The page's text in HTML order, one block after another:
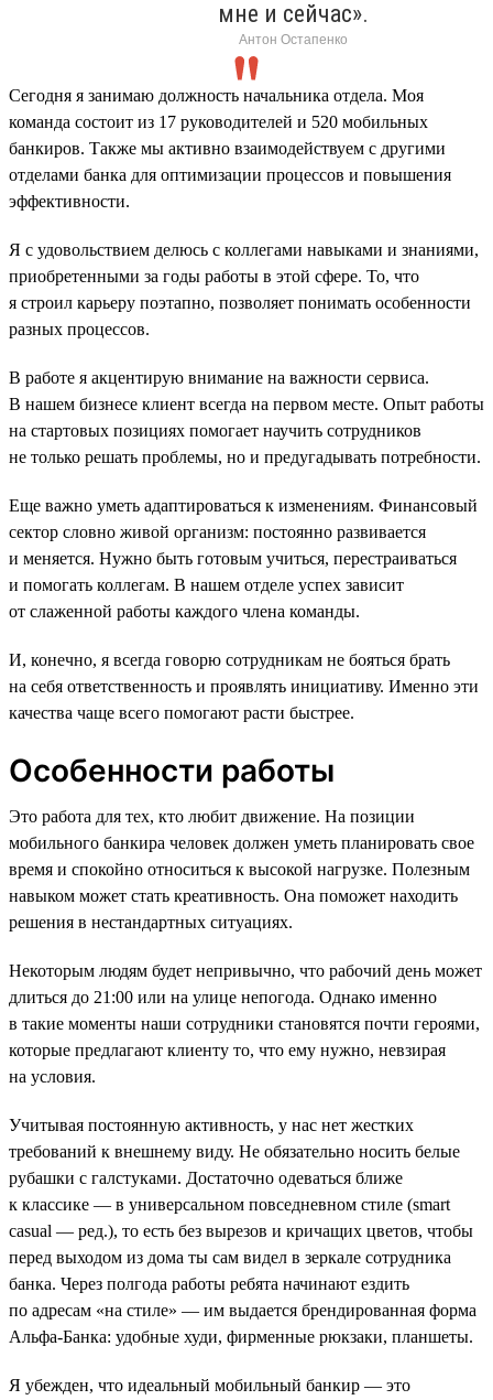
мне и сейчас».
Антон Остапенко
Сегодня я занимаю должность начальника отдела. Моя
команда состоит из 17 руководителей и 520 мобильных
банкиров. Также мы активно взаимодействуем с другими
отделами банка для оптимизации процессов и повышения
эффективности.
Я с удовольствием делюсь с коллегами навыками и знаниями,
приобретенными за годы работы в этой сфере. То, что
я строил карьеру поэтапно, позволяет понимать особенности
разных процессов.
В работе я акцентирую внимание на важности сервиса.
В нашем бизнесе клиент всегда на первом месте. Опыт работы
на стартовых позициях помогает научить сотрудников
не только решать проблемы, но и предугадывать потребности.
Еще важно уметь адаптироваться к изменениям. Финансовый
сектор словно живой организм: постоянно развивается
и меняется. Нужно быть готовым учиться, перестраиваться
и помогать коллегам. В нашем отделе успех зависит
от слаженной работы каждого члена команды.
И, конечно, я всегда говорю сотрудникам не бояться брать
на себя ответственность и проявлять инициативу. Именно эти
качества чаще всего помогают расти быстрее.
Особенности работы
Это работа для тех, кто любит движение. На позиции
мобильного банкира человек должен уметь планировать свое
время и спокойно относиться к высокой нагрузке. Полезным
навыком может стать креативность. Она поможет находить
решения в нестандартных ситуациях.
Некоторым людям будет непривычно, что рабочий день может
длиться до 21:00 или на улице непогода. Однако именно
в такие моменты наши сотрудники становятся почти героями,
которые предлагают клиенту то, что ему нужно, невзирая
на условия.
Учитывая постоянную активность, у нас нет жестких
требований к внешнему виду. Не обязательно носить белые
рубашки с галстуками. Достаточно одеваться ближе
к классике — в универсальном повседневном стиле (smart
casual — ред.), то есть без вырезов и кричащих цветов, чтобы
перед выходом из дома ты сам видел в зеркале сотрудника
банка. Через полгода работы ребята начинают ездить
по адресам «на стиле» — им выдается брендированная форма
Альфа-Банка: удобные худи, фирменные рюкзаки, планшеты.
Я убежден, что идеальный мобильный банкир — это